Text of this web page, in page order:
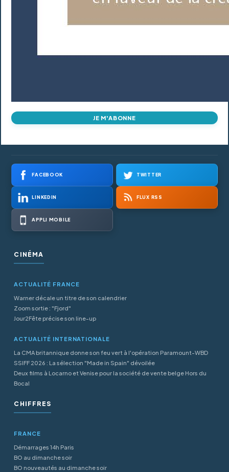
JE M'ABONNE
FACEBOOK TWITTER
LINKEDIN FLUX RSS
APPLI MOBILE
CINÉMA
ACTUALITÉ FRANCE
Warner décale un titre de son calendrier
Zoom sortie : "Fjord"
Jour2Fête précise son line-up
ACTUALITÉ INTERNATIONALE
La CMA britannique donne son feu vert à l'opération Paramount-WBD
SSIFF 2026 : La sélection "Made in Spain" dévoilée
Deux films à Locarno et Venise pour la société de vente belge Hors du
Bocal
CHIFFRES
FRANCE
Démarrages 14h Paris
BO au dimanche soir
BO nouveautés au dimanche soir